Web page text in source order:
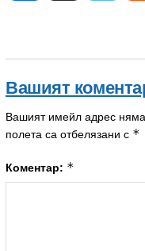
Вашият
Вашият имейл адрес
полета са отбелязани с *
Коментар: *